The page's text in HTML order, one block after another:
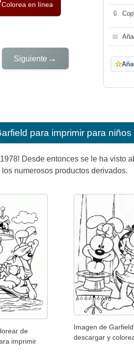
Colorea en línea
Siguiente →
🔒
📅
☆
para imprimir para niños
Desde entonces se le ha visto
numerosos productos derivados.
de
imprimir
Imagen de
descargar y